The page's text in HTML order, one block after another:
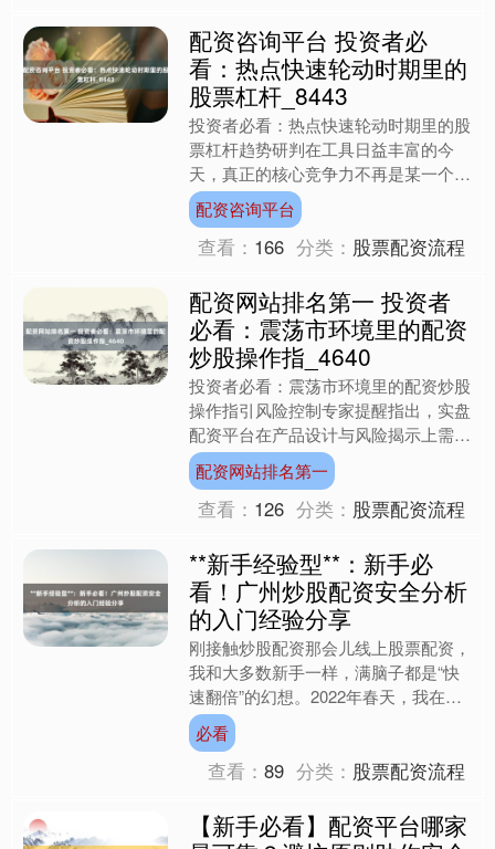
配资咨询平台 投资者必
看：热点快速轮动时期里的
股票杠杆_8443
投资者必看：热点快速轮动时期里的股
票杠杆趋势研判在工具日益丰富的今
天，真正的核心竞争力不再是某一个产
品设计，而是平台与投资者共同构建的
风险文化。在合规渠道，投资....
配资咨询平台
查看： 166 分类： 股票配资流程
配资网站排名第一 投资者
必看：震荡市环境里的配资
炒股操作指_4640
投资者必看：震荡市环境里的配资炒股
操作指引风险控制专家提醒指出，实盘
配资平台在产品设计与风险揭示上需承
担更多责任。以平台为例，其通过多维
度压力测试和场景演练，让....
配资网站排名第一
查看： 126 分类： 股票配资流程
**新手经验型**：新手必
看！广州炒股配资安全分析
的入门经验分享
刚接触炒股配资那会儿线上股票配资，
我和大多数新手一样，满脑子都是“快
速翻倍”的幻想。2022年春天，我在广
州天河区参加了一场投资讲座，主讲人
慷慨激昂地描述着“5....
必看
查看：89 分类： 股票配资流程
【新手必看】配资平台哪家